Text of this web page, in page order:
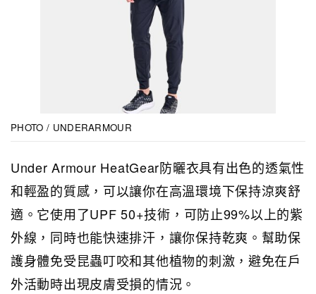
PHOTO / UNDERARMOUR
Under Armour HeatGear防曬衣具有出色的透氣性
和輕盈的質感，可以讓你在高溫環境下保持涼爽舒
適。它使用了UPF 50+技術，可防止99%以上的紫
外線，同時也能快速排汗，讓你保持乾爽。幫助保
護身體免受昆蟲叮咬和其他植物的刺激，避免在戶
外活動時出現皮膚受損的情況。